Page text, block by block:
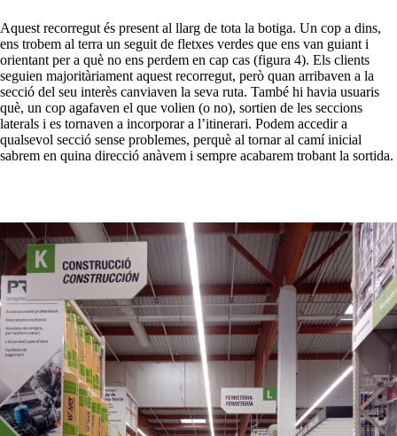
Aquest recorregut és present al llarg de tota la botiga. Un cop a dins,
ens trobem al terra un seguit de fletxes verdes que ens van guiant i
orientant per a què no ens perdem en cap cas (figura 4). Els clients
seguien majoritàriament aquest recorregut, però quan arribaven a la
secció del seu interès canviaven la seva ruta. També hi havia usuaris
què, un cop agafaven el que volien (o no), sortien de les seccions
laterals i es tornaven a incorporar a l’itinerari. Podem accedir a
qualsevol secció sense problemes, perquè al tornar al camí inicial
sabrem en quina direcció anàvem i sempre acabarem trobant la sortida.